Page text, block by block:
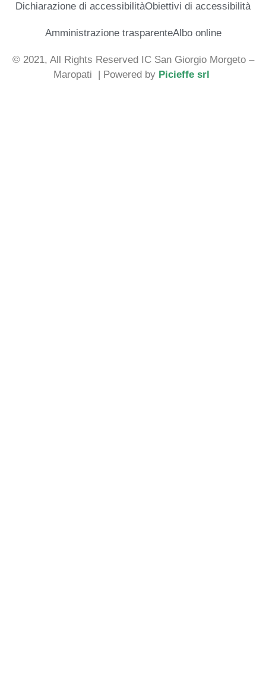
Dichiarazione di accessibilitàObiettivi di accessibilità
Amministrazione trasparenteAlbo online
© 2021, All Rights Reserved IC San Giorgio Morgeto –
Maropati | Powered by Picieffe srl